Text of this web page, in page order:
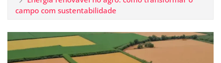
campo com sustentabilidade